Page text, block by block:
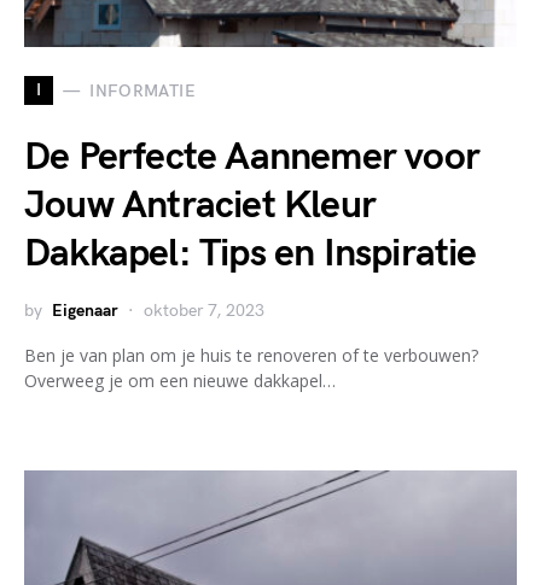
I INFORMATIE
De Perfecte Aannemer voor
Jouw Antraciet Kleur
Dakkapel: Tips en Inspiratie
by Eigenaar oktober 7, 2023
Ben je van plan om je huis te renoveren of te verbouwen?
Overweeg je om een nieuwe dakkapel…